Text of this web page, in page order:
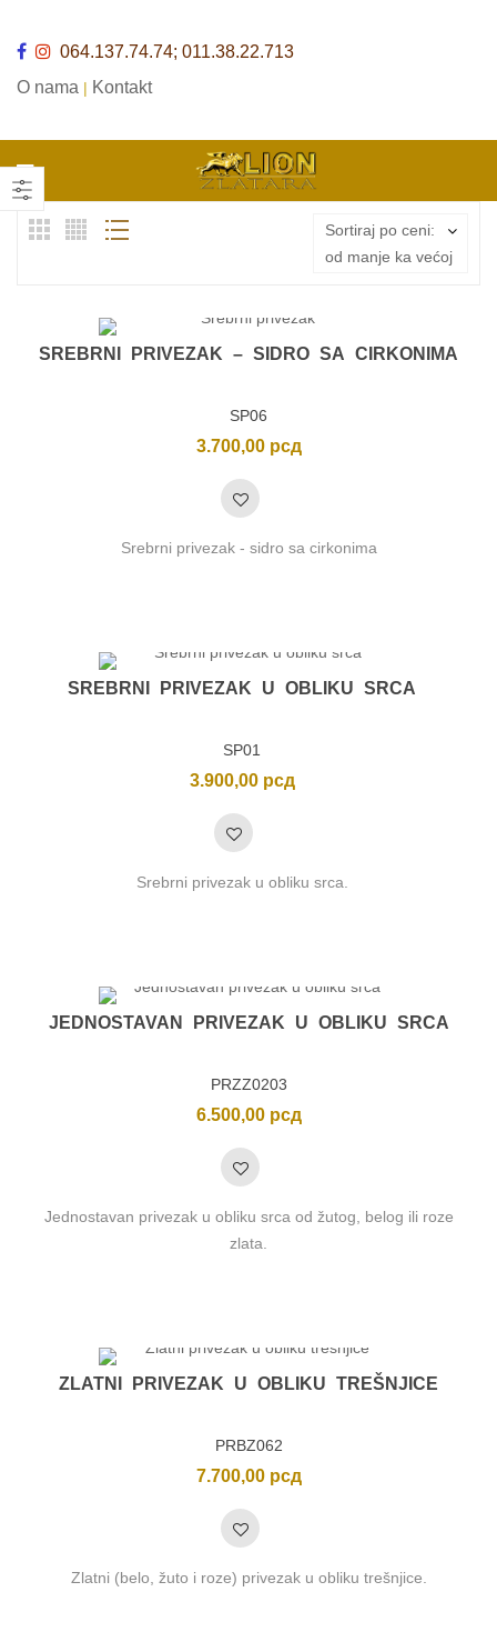
064.137.74.74; 011.38.22.713
O nama | Kontakt
Sortiraj po ceni:
od manje ka većoj
SREBRNI PRIVEZAK – SIDRO SA CIRKONIMA
SP06
3.700,00 рсд
Srebrni privezak - sidro sa cirkonima
SREBRNI PRIVEZAK U OBLIKU SRCA
SP01
3.900,00 рсд
Srebrni privezak u obliku srca.
JEDNOSTAVAN PRIVEZAK U OBLIKU SRCA
PRZZ0203
6.500,00 рсд
Jednostavan privezak u obliku srca od žutog, belog ili roze
zlata.
ZLATNI PRIVEZAK U OBLIKU TREŠNJICE
PRBZ062
7.700,00 рсд
Zlatni (belo, žuto i roze) privezak u obliku trešnjice.